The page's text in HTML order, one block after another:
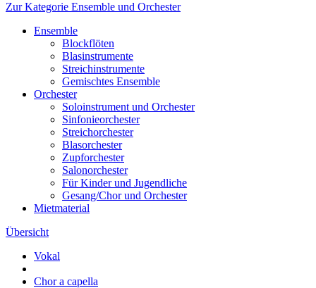
Zur Kategorie Ensemble und Orchester
Ensemble
Blockflöten
Blasinstrumente
Streichinstrumente
Gemischtes Ensemble
Orchester
Soloinstrument und Orchester
Sinfonieorchester
Streichorchester
Blasorchester
Zupforchester
Salonorchester
Für Kinder und Jugendliche
Gesang/Chor und Orchester
Mietmaterial
Übersicht
Vokal
Chor a capella